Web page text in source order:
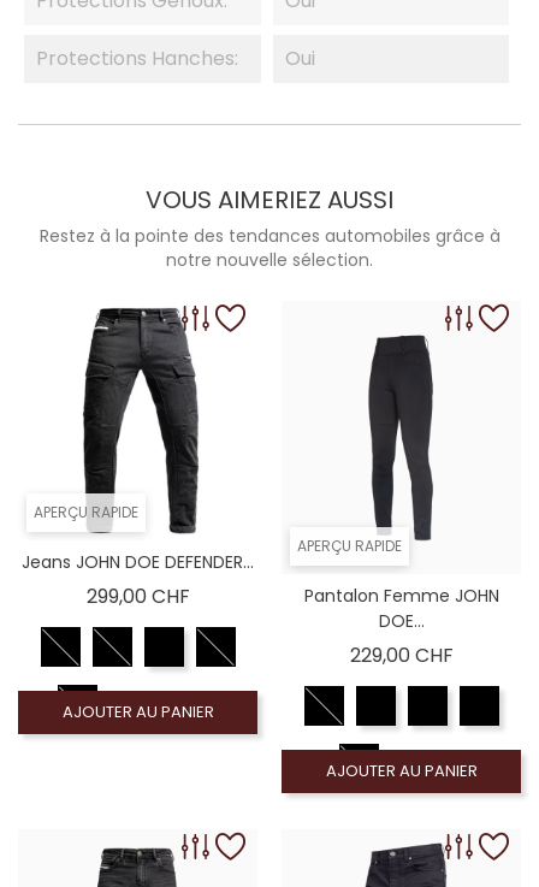
Protections Hanches: Oui
VOUS AIMERIEZ AUSSI
Restez à la pointe des tendances automobiles grâce à
notre nouvelle sélection.
APERÇU RAPIDE
Jeans JOHN DOE DEFENDER...
299,00 CHFPrix
AJOUTER AU PANIER
APERÇU RAPIDE
Pantalon Femme JOHN
DOE...
229,00 CHFPrix
AJOUTER AU PANIER